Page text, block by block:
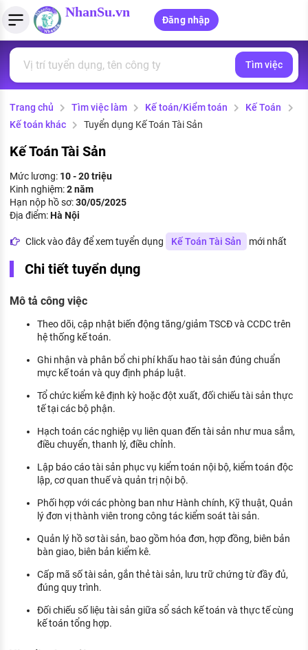
NhanSu.vn
Đăng nhập
Tìm việc làm
Việc làm ngành luật
Việc làm tốt nhất
CÔNG TY
Danh sách nhà tuyển dụng
Nhà tuyển dụng hàng đầu
Quản lý CV
Tải CV lên
MẪU CV THEO STYLE
Mẫu CV đơn giản
Mẫu CV hiện đại
Tính lương Gross - Net
Tính thuế thu nhập cá nhân
PHÁP LUẬT VIỆT NAM
Văn bản pháp luật
Chính sách mới
PHÁP LUẬT LAO ĐỘNG
Lao động và tiền lương
Bảo hiểm và phúc lợi
Thuế thu nhập
Hồ sơ biểu mẫu
Chính sách lao động
KHÁM PHÁ NGHỀ NGHIỆP
Tử vi nghề nghiệp
Kỹ năng nghề nghiệp
HƯỚNG NGHIỆP VIỆC LÀM
Xu hướng việc làm
XÂY DỰNG VÀ PHÁT TRIỂN ĐỘI NGŨ
NHÂN SỰ
TUYỂN DỤNG VIỆC LÀM
Tìm việc
Trang chủ Tìm việc làm Kế toán/Kiểm toán
Kế Toán
Kế toán khác
Tuyển dụng Kế Toán Tài Sản
Kế Toán Tài Sản
Mức lương: 10 - 20 triệu
Kinh nghiệm:2 năm
Hạn nộp hồ sơ:30/05/2025
Địa điểm:Hà Nội
Click vào đây để xem tuyển dụng Kế Toán Tài Sản mới nhất
Chi tiết tuyển dụng
Mô tả công việc
Theo dõi, cập nhật biến động tăng/giảm TSCĐ và CCDC trên
hệ thống kế toán.
Ghi nhận và phân bổ chi phí khấu hao tài sản đúng chuẩn
mực kế toán và quy định pháp luật.
Tổ chức kiểm kê định kỳ hoặc đột xuất, đối chiếu tài sản thực
tế tại các bộ phận.
Hạch toán các nghiệp vụ liên quan đến tài sản như mua sắm,
điều chuyển, thanh lý, điều chỉnh.
Lập báo cáo tài sản phục vụ kiểm toán nội bộ, kiểm toán độc
lập, cơ quan thuế và quản trị nội bộ.
Phối hợp với các phòng ban như Hành chính, Kỹ thuật, Quản
lý đơn vị thành viên trong công tác kiểm soát tài sản.
Quản lý hồ sơ tài sản, bao gồm hóa đơn, hợp đồng, biên bản
bàn giao, biên bản kiểm kê.
Cấp mã số tài sản, gắn thẻ tài sản, lưu trữ chứng từ đầy đủ,
đúng quy trình.
Đối chiếu số liệu tài sản giữa sổ sách kế toán và thực tế cùng
kế toán tổng hợp.